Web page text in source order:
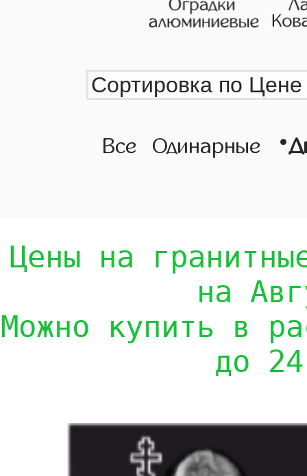
Все Одинарные •
Цены на
на
Можно купить в
до